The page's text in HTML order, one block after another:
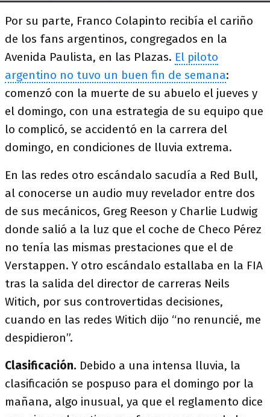
Por su parte, Franco Colapinto recibía el cariño
de los fans argentinos, congregados en la
Avenida Paulista, en las Plazas. El piloto
argentino no tuvo un buen fin de semana:
comenzó con la muerte de su abuelo el jueves y
el domingo, con una estrategia de su equipo que
lo complicó, se accidentó en la carrera del
domingo, en condiciones de lluvia extrema.
En las redes otro escándalo sacudía a Red Bull,
al conocerse un audio muy revelador entre dos
de sus mecánicos, Greg Reeson y Charlie Ludwig
donde salió a la luz que el coche de Checo Pérez
no tenía las mismas prestaciones que el de
Verstappen. Y otro escándalo estallaba en la FIA
tras la salida del director de carreras Neils
Witich, por sus controvertidas decisiones,
cuando en las redes Witich dijo “no renuncié, me
despidieron”.
Clasificación. Debido a una intensa lluvia, la
clasificación se pospuso para el domingo por la
mañana, algo inusual, ya que el reglamento dice